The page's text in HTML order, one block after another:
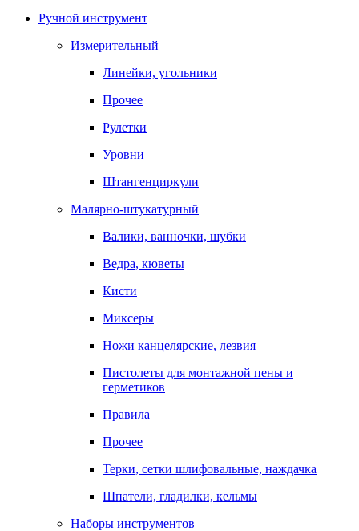
Ручной инструмент
Измерительный
Линейки, угольники
Прочее
Рулетки
Уровни
Штангенциркули
Малярно-штукатурный
Валики, ванночки, шубки
Ведра, кюветы
Кисти
Миксеры
Ножи канцелярские, лезвия
Пистолеты для монтажной пены и
герметиков
Правила
Прочее
Терки, сетки шлифовальные, наждачка
Шпатели, гладилки, кельмы
Наборы инструментов